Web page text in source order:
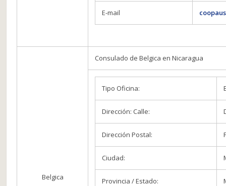
E-mail
Belgica
Consulado de Belgica en Nicaragua
Tipo Oficina:
Dirección: Calle:
Dirección Postal:
Ciudad:
Provincia / Estado: